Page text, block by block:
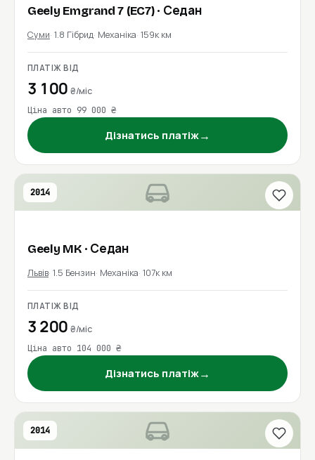
Geely Emgrand 7 (EC7)· Седан
Суми 1.8 Гібрид Механіка 159к км
ПЛАТІЖ ВІД
3 100₴/міс
Ціна авто 99 000 ₴
Дізнатись платіж→
2014
Geely MK · Седан
Львів 1.5 Бензин Механіка 107к км
ПЛАТІЖ ВІД
3 200₴/міс
Ціна авто 104 000 ₴
Дізнатись платіж→
2014